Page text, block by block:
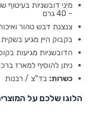
מיני דובשניות בעיטוף
– 40 גרם
צנצנת דבש טהור ואיכותי –
בקבוק היין מגיע
הדובשניות מגיעות
ניתן להוסיף למארז
כשרות: בד"צ / רבנות
הלוגו שלכם על